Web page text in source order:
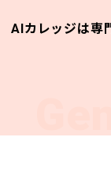
AIカレッジは専